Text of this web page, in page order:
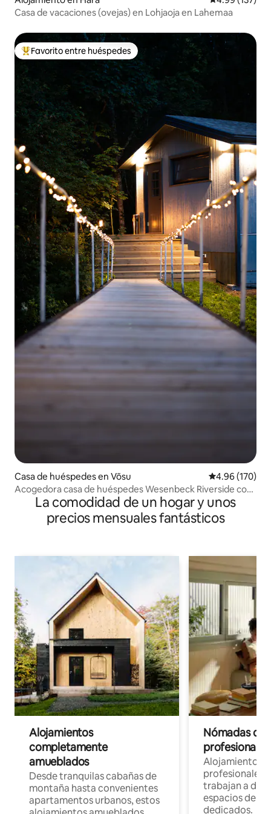
Casa de vacaciones (ovejas) en Lohjaoja en Lahemaa
Favorito entre huéspedes preferido
Favorito entre huéspedes
Casa de huéspedes en Võsu Calificación
4.96 (170)
Acogedora casa de huéspedes Wesenbeck Riverside con
bañera de hidromasaje
La comodidad de un hogar y unos
precios mensuales fantásticos
Alojamientos
completamente
amueblados
Desde tranquilas cabañas de
montaña hasta convenientes
apartamentos urbanos, estos
Nómadas
Alojamientos
profesionales
trabajan a
espacios de
dedicados.